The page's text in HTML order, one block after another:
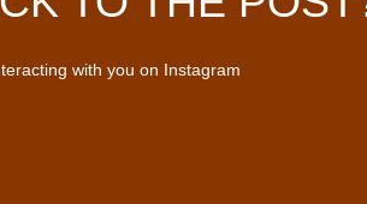
with you on Instagram